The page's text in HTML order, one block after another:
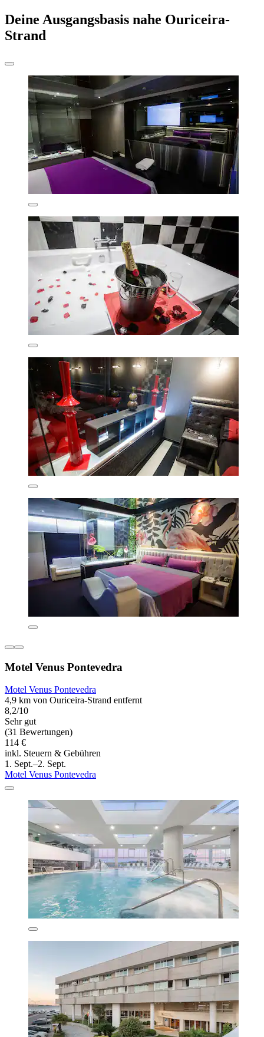
Deine Ausgangsbasis nahe Ouriceira-
Strand
Motel Venus Pontevedra
Motel Venus Pontevedra
4,9 km von Ouriceira-Strand entfernt
8,2/10
Sehr gut
(31 Bewertungen)
114 €
inkl. Steuern & Gebühren
1. Sept.–2. Sept.
Motel Venus Pontevedra